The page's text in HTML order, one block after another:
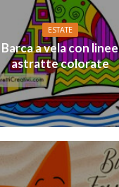
ESTATE
Barca a vela con linee
astratte colorate